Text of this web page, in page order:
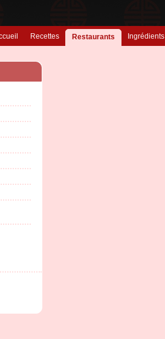
Ingrédients
Restaurants
Recettes